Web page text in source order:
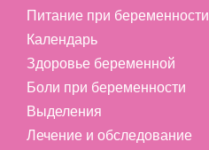
Питание при беременности
Календарь
Здоровье беременной
Боли при беременности
Выделения
Лечение и обследование